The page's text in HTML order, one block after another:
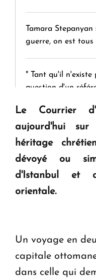
Tamara Stepanyan
guerre, on est tous
" Tant qu'il n'existe
question d'un
KASA : 30 ans
en Arménie
Le premier hôtel
ouvrira ses portes
Le Courrier
aujourd'hui
héritage
dévoyé ou
d'Istanbul et
orientale.
Un voyage en
capitale
dans celle qui